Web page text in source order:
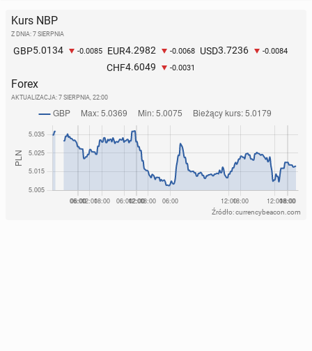
Kurs NBP
Z DNIA: 7 SIERPNIA
GBP5.0134 -0.0085 EUR4.2982 -0.0068 USD3.7236 -0.0084
CHF4.6049 -0.0031
Forex
AKTUALIZACJA: 7 SIERPNIA, 22:00
Źródło: currencybeacon.com